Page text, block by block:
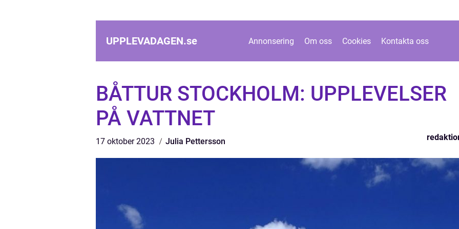
UPPLEVADAGEN.se Annonsering Om oss Cookies Kontakta oss
BÅTTUR STOCKHOLM: UPPLEVELSER
PÅ VATTNET
17 oktober 2023 Julia Pettersson